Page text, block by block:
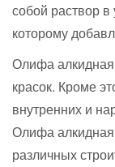
собой раствор
которому
Олифа
красок. Кроме
внутренних и
Олифа
различных